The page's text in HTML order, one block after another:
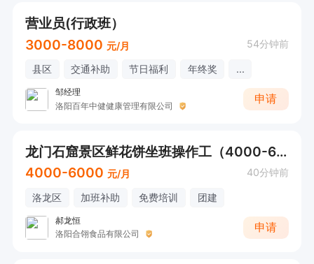
营业员(行政班）
3000-8000 元/月 54分钟前
县区 交通补助 节日福利 年终奖 ...
邹经理
洛阳百年中健健康管理有限公司
申请
龙门石窟景区鲜花饼坐班操作工（4000-6000+午餐）
4000-6000 元/月 40分钟前
洛龙区 加班补助 免费培训 团建
郝龙恒
洛阳合翎食品有限公司
申请